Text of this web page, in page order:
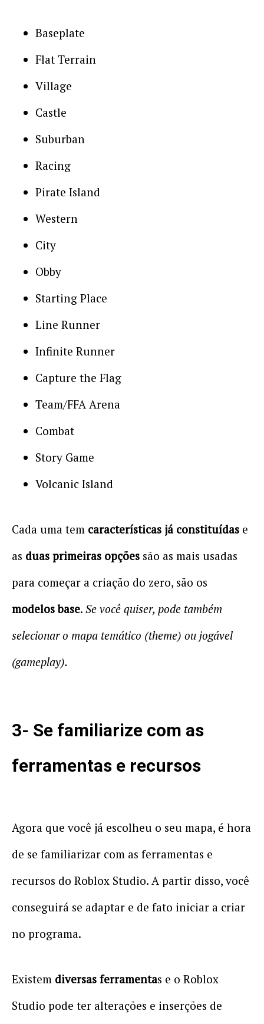
Baseplate
Flat Terrain
Village
Castle
Suburban
Racing
Pirate Island
Western
City
Obby
Starting Place
Line Runner
Infinite Runner
Capture the Flag
Team/FFA Arena
Combat
Story Game
Volcanic Island
Cada uma tem características já constituídas e
as duas primeiras opções são as mais usadas
para começar a criação do zero, são os
modelos base. Se você quiser, pode também
selecionar o mapa temático (theme) ou jogável
(gameplay).
3- Se familiarize com as
ferramentas e recursos
Agora que você já escolheu o seu mapa, é hora
de se familiarizar com as ferramentas e
recursos do Roblox Studio. A partir disso, você
conseguirá se adaptar e de fato iniciar a criar
no programa.
Existem diversas ferramentas e o Roblox
Studio pode ter alterações e inserções de